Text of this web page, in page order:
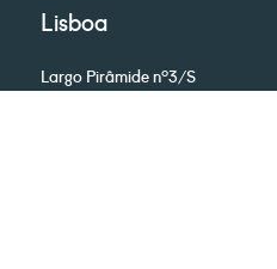
Lisboa
Largo Pirâmide nº3/S
Piso 0, Sala C3